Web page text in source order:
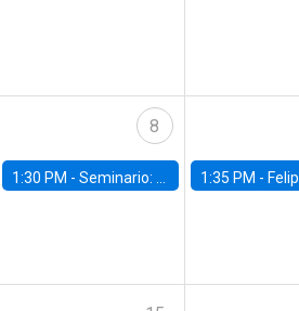
8
1:30 PM -Seminario: “Recuperando la humanidad para progresar en la era de la IA» 1:35 PM - Felipe Martínez,